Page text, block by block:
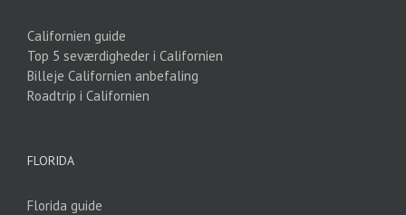
Californien guide
Top 5 seværdigheder i Californien
Billeje Californien anbefaling
Roadtrip i Californien
FLORIDA
Florida guide